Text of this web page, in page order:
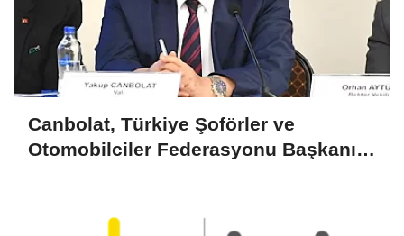
Canbolat, Türkiye Şoförler ve
Otomobilciler Federasyonu Başkanı